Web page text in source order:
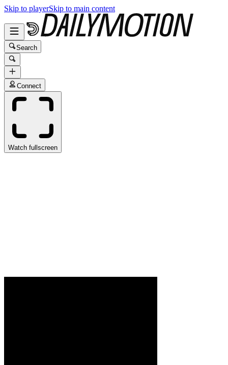
Skip to playerSkip to main content
Search
Connect
Watch fullscreen